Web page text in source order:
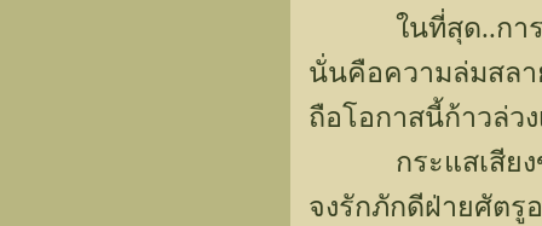
ในที่สุด..การร้อ
นั่นคือความล่มสลา
ถือโอกาสนี้ก้าวล่ว
กระแสเสียงขอ
จงรักภักดีฝ่ายศัตรู